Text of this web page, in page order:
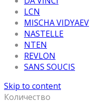
LCN
MISCHA VIDYAEV
NASTELLE
NTEN
REVLON
SANS SOUCIS
Skip to content
Количество